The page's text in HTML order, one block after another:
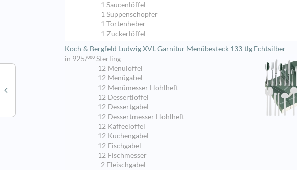
1 Saucenlöffel
1 Suppenschöpfer
1 Tortenheber
1 Zuckerlöffel
Koch & Bergfeld Ludwig XVI. Garnitur Menübesteck 133 tlg Echtsilber
in 925/ººº Sterling
12 Menülöffel
12 Menügabel
12 Menümesser Hohlheft
12 Dessertlöffel
12 Dessertgabel
12 Dessertmesser Hohlheft
12 Kaffeelöffel
12 Kuchengabel
12 Fischgabel
12 Fischmesser
2 Fleischgabel